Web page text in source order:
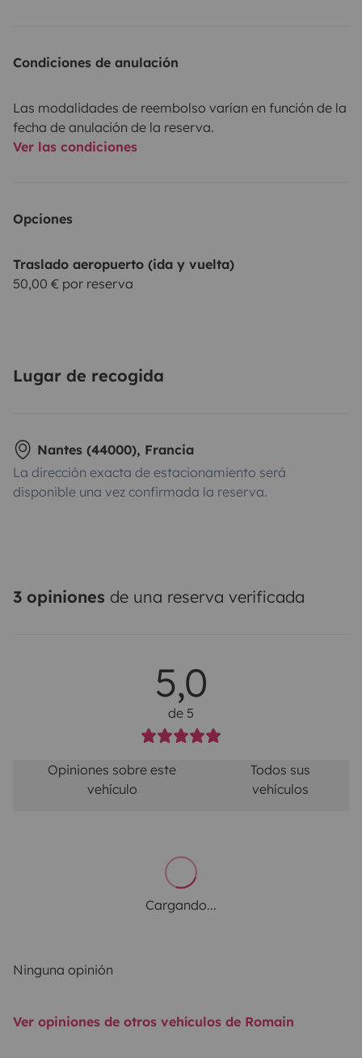
Condiciones de anulación
Las modalidades de reembolso varían en función de la
fecha de anulación de la reserva.
Ver las condiciones
Opciones
Traslado aeropuerto (ida y vuelta)
50,00 € por reserva
Lugar de recogida
Nantes (44000), Francia
La dirección exacta de estacionamiento será
disponible una vez confirmada la reserva.
3 opiniones de una reserva verificada
5,0
de 5
Opiniones sobre este
vehículo
Todos sus
vehículos
Cargando...
Ninguna opinión
Ver opiniones de otros vehículos de Romain